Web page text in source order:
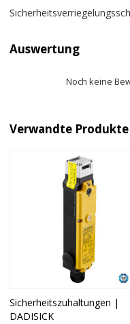
Auswertung
Noch keine
Verwandte Produkte
Sicherheitszuhaltungen |
DADISICK